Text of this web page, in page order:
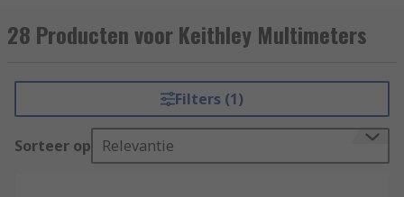
28 Producten voor Keithley Multimeters
Filters (1)
Sorteer op Relevantie